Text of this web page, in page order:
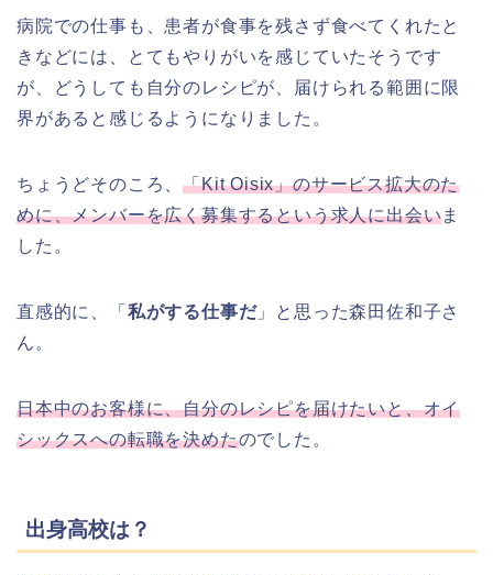
病院での仕事も、患者が食事を残さず食べてくれたと
きなどには、とてもやりがいを感じていたそうです
が、どうしても自分のレシピが、届けられる範囲に限
界があると感じるようになりました。
ちょうどそのころ、「Kit Oisix」のサービス拡大のた
めに、メンバーを広く募集するという求人に出会いま
した。
直感的に、「 私がする仕事だ」と思った森田佐和子さ
ん。
日本中のお客様に、自分のレシピを届けたいと、オイ
シックスへの転職を決めたのでした。
出身高校は？